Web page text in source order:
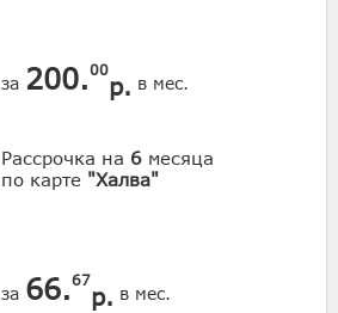
за 200.00
р. в мес.
Рассрочка на 6 месяца
по карте "Халва"
за 66.67
р. в мес.